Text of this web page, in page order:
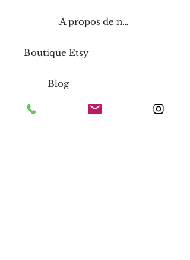
À propos de nous
Boutique Etsy
Blog